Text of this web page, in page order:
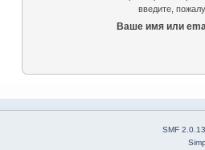
введите,
Ваше имя или
SMF 2.0.13